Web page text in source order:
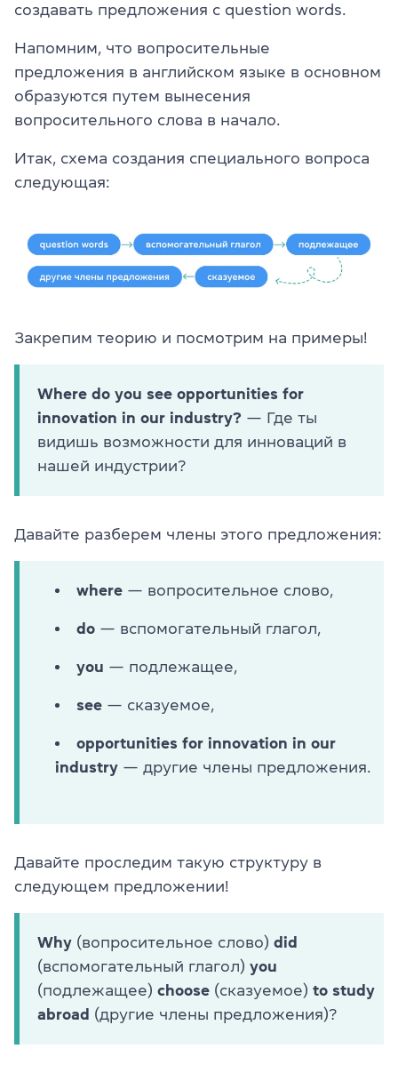
создавать предложения с question words.
Напомним, что вопросительные
предложения в английском языке в основном
образуются путем вынесения
вопросительного слова в начало.
Итак, схема создания специального вопроса
следующая:
Закрепим теорию и посмотрим на примеры!
Where do you see opportunities for
innovation in our industry? — Где ты
видишь возможности для инноваций в
нашей индустрии?
Давайте разберем члены этого предложения:
where — вопросительное слово,
do — вспомогательный глагол,
you — подлежащее,
see — сказуемое,
opportunities for innovation in our
industry — другие члены предложения.
Давайте проследим такую структуру в
следующем предложении!
Why (вопросительное слово) did
(вспомогательный глагол) you
(подлежащее) choose (сказуемое) to study
abroad (другие члены предложения)?